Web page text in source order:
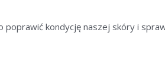
kondycję naszej skóry i